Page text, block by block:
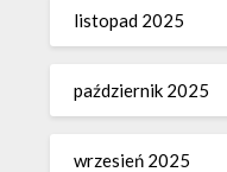
listopad 2025
październik 2025
wrzesień 2025